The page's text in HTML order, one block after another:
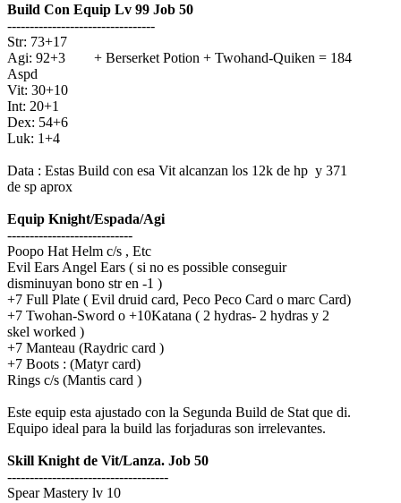
Build Con Equip Lv 99 Job 50
---------------------------------
Str: 73+17
Agi: 92+3 + Berserket Potion + Twohand-Quiken = 184
Aspd
Vit: 30+10
Int: 20+1
Dex: 54+6
Luk: 1+4
Data : Estas Build con esa Vit alcanzan los 12k de hp y 371
de sp aprox
Equip Knight/Espada/Agi
----------------------------
Poopo Hat Helm c/s , Etc
Evil Ears Angel Ears ( si no es possible conseguir
disminuyan bono str en -1 )
+7 Full Plate ( Evil druid card, Peco Peco Card o marc Card)
+7 Twohan-Sword o +10Katana ( 2 hydras- 2 hydras y 2
skel worked )
+7 Manteau (Raydric card )
+7 Boots : (Matyr card)
Rings c/s (Mantis card )
Este equip esta ajustado con la Segunda Build de Stat que di.
Equipo ideal para la build las forjaduras son irrelevantes.
Skill Knight de Vit/Lanza. Job 50
------------------------------------
Spear Mastery lv 10